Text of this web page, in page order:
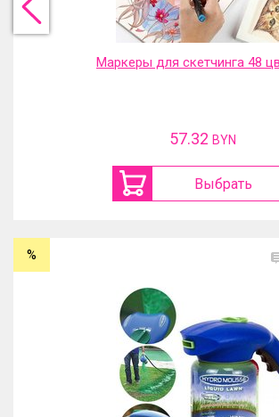
Маркеры для скетчинга 48
57.32 BYN
Выбрать
%